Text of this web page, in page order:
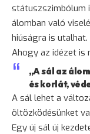
státuszszimbólum
álomban való
hiúságra is utalhat.
Ahogy az idézet is
„A sál az
és korlát,
A sál lehet a
öltözködésünket
Egy új sál új